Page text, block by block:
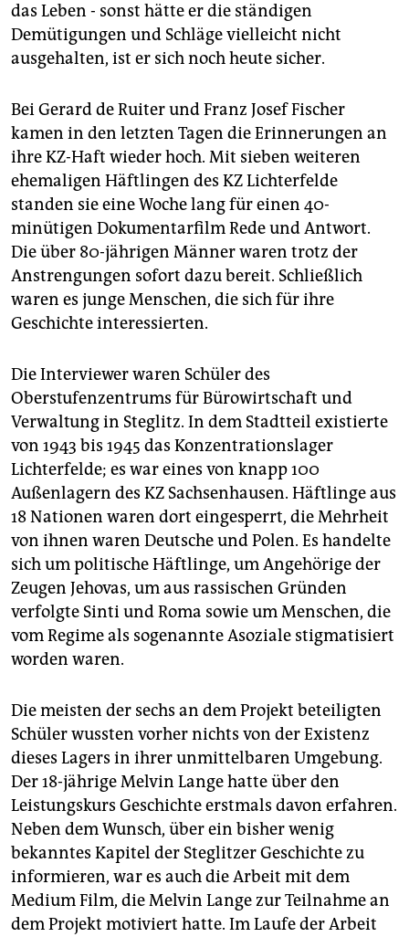
genossenschaft
epaper login
das Leben - sonst hätte er die ständigen
Demütigungen und Schläge vielleicht nicht
ausgehalten, ist er sich noch heute sicher.
Bei Gerard de Ruiter und Franz Josef Fischer
kamen in den letzten Tagen die Erinnerungen an
ihre KZ-Haft wieder hoch. Mit sieben weiteren
ehemaligen Häftlingen des KZ Lichterfelde
standen sie eine Woche lang für einen 40-
minütigen Dokumentarfilm Rede und Antwort.
Die über 80-jährigen Männer waren trotz der
Anstrengungen sofort dazu bereit. Schließlich
waren es junge Menschen, die sich für ihre
Geschichte interessierten.
Die Interviewer waren Schüler des
Oberstufenzentrums für Bürowirtschaft und
Verwaltung in Steglitz. In dem Stadtteil existierte
von 1943 bis 1945 das Konzentrationslager
Lichterfelde; es war eines von knapp 100
Außenlagern des KZ Sachsenhausen. Häftlinge aus
18 Nationen waren dort eingesperrt, die Mehrheit
von ihnen waren Deutsche und Polen. Es handelte
sich um politische Häftlinge, um Angehörige der
Zeugen Jehovas, um aus rassischen Gründen
verfolgte Sinti und Roma sowie um Menschen, die
vom Regime als sogenannte Asoziale stigmatisiert
worden waren.
Die meisten der sechs an dem Projekt beteiligten
Schüler wussten vorher nichts von der Existenz
dieses Lagers in ihrer unmittelbaren Umgebung.
Der 18-jährige Melvin Lange hatte über den
Leistungskurs Geschichte erstmals davon erfahren.
Neben dem Wunsch, über ein bisher wenig
bekanntes Kapitel der Steglitzer Geschichte zu
informieren, war es auch die Arbeit mit dem
Medium Film, die Melvin Lange zur Teilnahme an
dem Projekt motiviert hatte. Im Laufe der Arbeit